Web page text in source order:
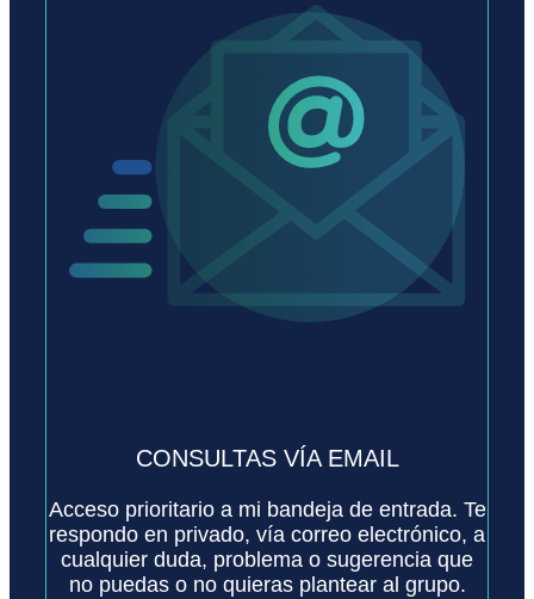
CONSULTAS VÍA EMAIL
Acceso prioritario a mi bandeja de entrada. Te
respondo en privado, vía correo electrónico, a
cualquier duda, problema o sugerencia que
no puedas o no quieras plantear al grupo.